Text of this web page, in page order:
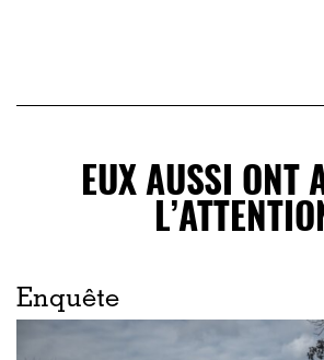
EUX AUSSI ONT
Enquête